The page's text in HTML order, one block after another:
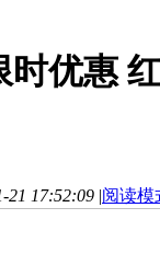
优惠
21 17:52:09 |阅读模